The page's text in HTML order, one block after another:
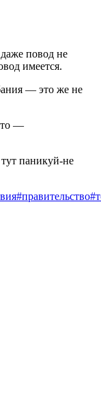
повод не
имеется.
— это же не
—
паникуй-не
#правительство